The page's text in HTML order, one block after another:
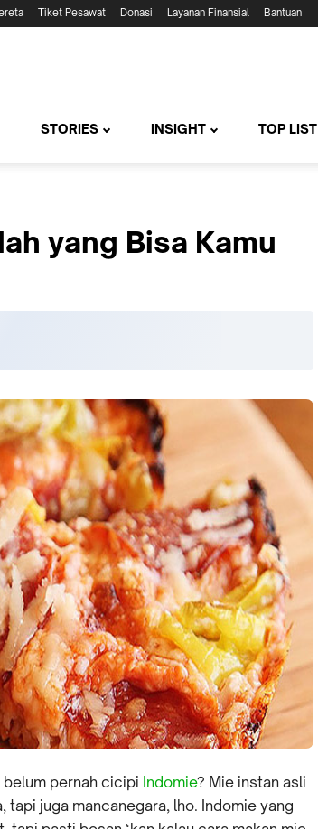
Tiket Pesawat Donasi Layanan Finansial Bantuan
STORIES INSIGHT TOP LIST
yang Bisa Kamu
belum pernah cicipi Indomie? Mie instan asli
juga mancanegara, lho. Indomie yang